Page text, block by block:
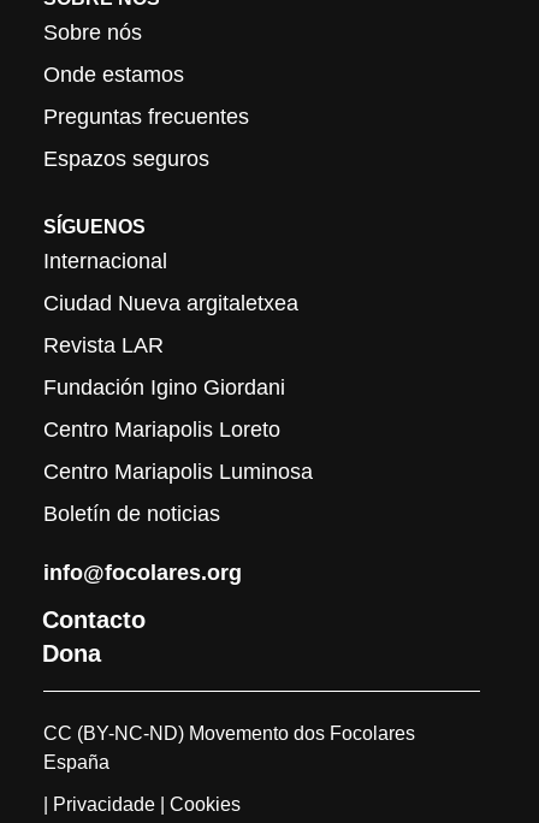
Sobre nós
Onde estamos
Preguntas frecuentes
Espazos seguros
SÍGUENOS
Internacional
Ciudad Nueva argitaletxea
Revista LAR
Fundación Igino Giordani
Centro Mariapolis Loreto
Centro Mariapolis Luminosa
Boletín de noticias
info@focolares.org
Contacto
Dona
CC (BY-NC-ND) Movemento dos Focolares
España
| Privacidade | Cookies